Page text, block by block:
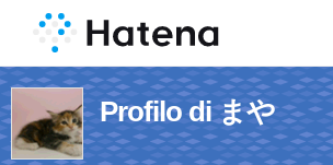
Profilo di まや